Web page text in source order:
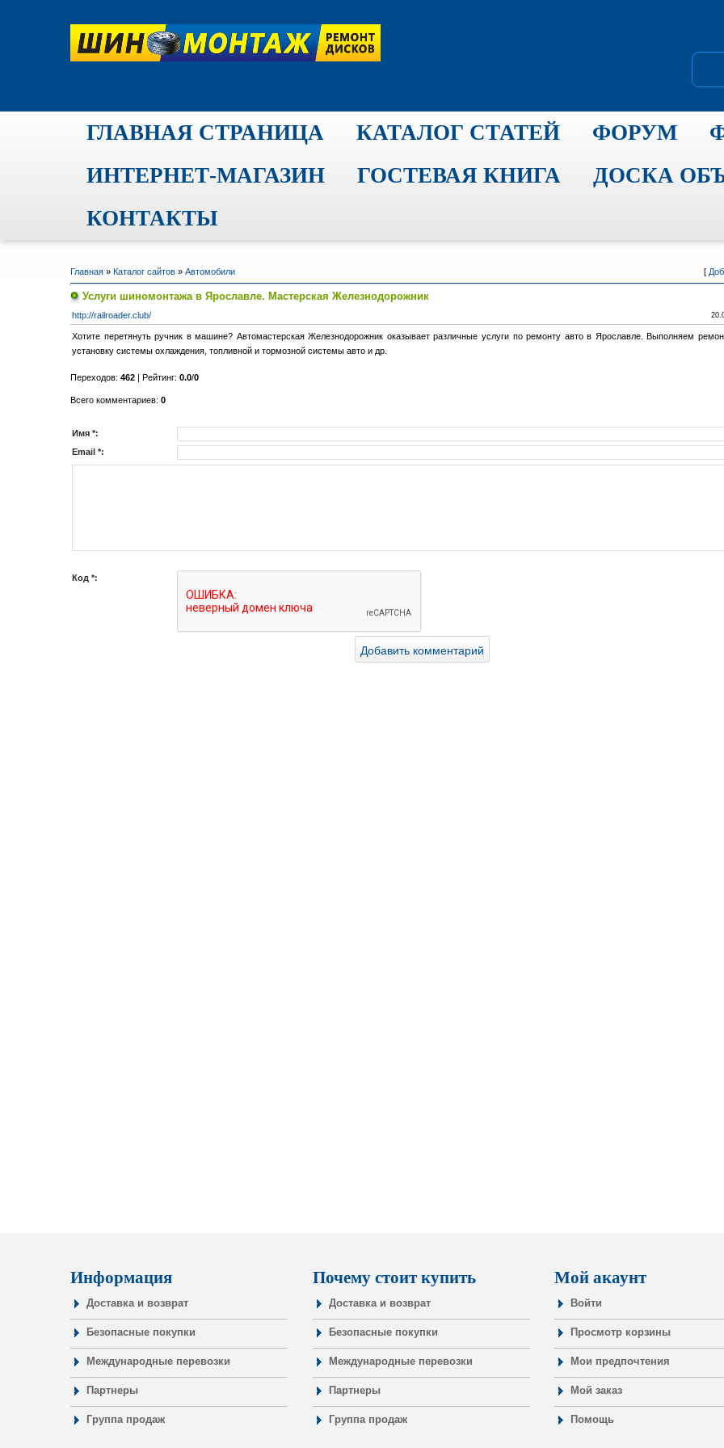
ГЛАВНАЯ СТРАНИЦА КАТАЛОГ СТАТЕЙ ФОРУМ
ИНТЕРНЕТ-МАГАЗИН
ГОСТЕВАЯ КНИГА
ДОСКА
КОНТАКТЫ
Главная » Каталог сайтов » Автомобили [
Услуги шиномонтажа в Ярославле. Мастерская Железнодорожник
http://railroader.club/
Хотите перетянуть ручник в машине? Автомастерская Железнодорожник оказывает различные услуги по ремонту авто в Ярославле. Выполняем
установку системы охлаждения, топливной и тормозной системы авто и др.
Переходов: 462 | Рейтинг: 0.0/0
Всего комментариев: 0
Имя *:
Email *:
Код *:
Информация
Доставка и возврат
Безопасные покупки
Международные перевозки
Партнеры
Группа продаж
Почему стоит купить
Доставка и возврат
Безопасные покупки
Международные перевозки
Партнеры
Группа продаж
Мой акаунт
Войти
Просмотр корзины
Мои предпочтения
Мой заказ
Помощь